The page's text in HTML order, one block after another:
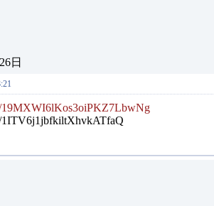
日
19MXWI6lKos3oiPKZ7LbwNg
1ITV6j1jbfkiltXhvkATfaQ